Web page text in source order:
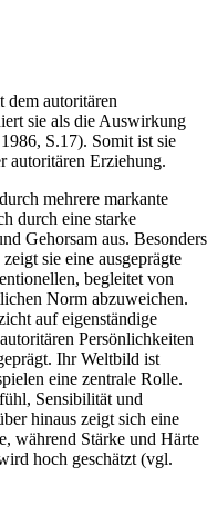
dem autoritären
sie als die Auswirkung
S.17). Somit ist sie
autoritären Erziehung.
mehrere markante
durch eine starke
Gehorsam aus. Besonders
sie eine ausgeprägte
begleitet von
Norm abzuweichen.
auf eigenständige
Persönlichkeiten
Ihr Weltbild ist
eine zentrale Rolle.
Sensibilität und
hinaus zeigt sich eine
während Stärke und Härte
hoch geschätzt (vgl.